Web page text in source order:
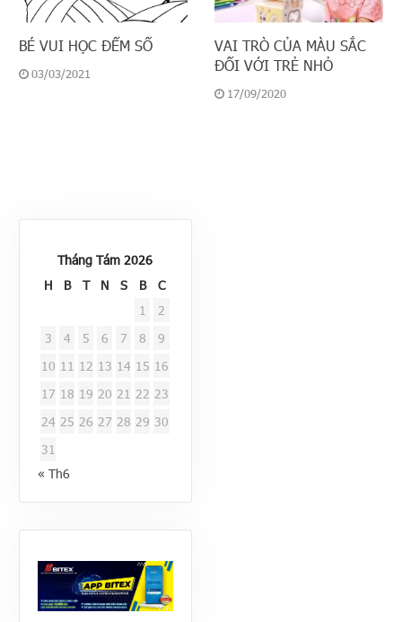
BÉ VUI HỌC ĐẾM SỐ
03/03/2021
VAI TRÒ CỦA MÀU SẮC
ĐỐI VỚI TRẺ NHỎ
17/09/2020
Tháng Tám 2026
H
B T N S B
C
1
2
3
4 5 6 7 8
9
10 11 12 13 14 15 16
17 18 19 20 21 22 23
24 25 26 27 28 29 30
31
« Th6